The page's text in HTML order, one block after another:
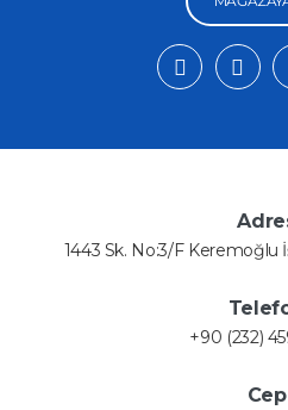
1443 Sk. No:3/F Keremoğlu
+90 (232)
Cep